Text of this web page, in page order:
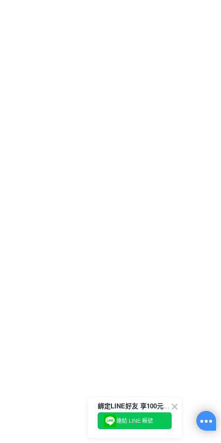
綁定LINE好友 享100元折價券
連結 LINE 帳號